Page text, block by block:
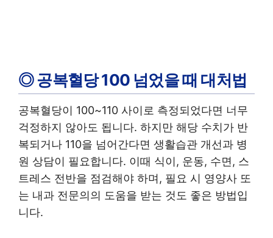
◎ 공복혈당 100 넘었을 때 대처법
공복혈당이 100~110 사이로 측정되었다면 너무
걱정하지 않아도 됩니다. 하지만 해당 수치가 반
복되거나 110을 넘어간다면 생활습관 개선과 병
원 상담이 필요합니다. 이때 식이, 운동, 수면, 스
트레스 전반을 점검해야 하며, 필요 시 영양사 또
는 내과 전문의의 도움을 받는 것도 좋은 방법입
니다.